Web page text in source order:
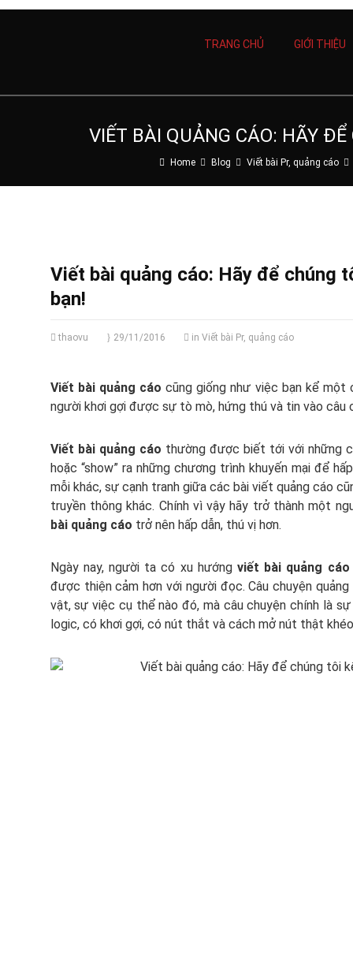
TRANG CHỦ GIỚI THIỆU
VIẾT BÀI QUẢNG CÁO: HÃY
Home Blog Viết bài Pr, quảng cáo
Viết bài quảng cáo: Hãy để chúng
bạn!
thaovu 29/11/2016 in Viết bài Pr, quảng cáo
Viết bài quảng cáo cũng giống như việc bạn kể một
người khơi gợi được sự tò mò, hứng thú và tin vào câu
Viết bài quảng cáo thường được biết tới với những
hoặc “show” ra những chương trình khuyến mại để
mỗi khác, sự cạnh tranh giữa các bài viết quảng cáo
truyền thông khác. Chính vì vậy hãy trở thành một
bài quảng cáo trở nên hấp dẫn, thú vị hơn.
Ngày nay, người ta có xu hướng viết bài quảng
được thiện cảm hơn với người đọc. Câu chuyện
vật, sự việc cụ thể nào đó, mà câu chuyện chính là
logic, có khơi gợi, có nút thắt và cách mở nút thật